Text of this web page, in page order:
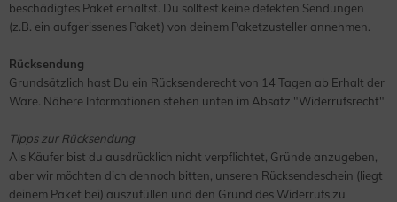
beschädigtes Paket erhältst. Du solltest keine defekten Sendungen
(z.B. ein aufgerissenes Paket) von deinem Paketzusteller annehmen.
Rücksendung
Grundsätzlich hast Du ein Rücksenderecht von 14 Tagen ab Erhalt der
Ware. Nähere Informationen stehen unten im Absatz "Widerrufsrecht"
Tipps zur Rücksendung
Als Käufer bist du ausdrücklich nicht verpflichtet, Gründe anzugeben,
aber wir möchten dich dennoch bitten, unseren Rücksendeschein (liegt
deinem Paket bei) auszufüllen und den Grund des Widerrufs zu